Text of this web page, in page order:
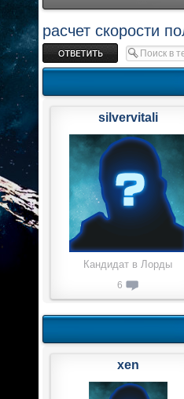
расчет скорости
Ответить
silvervitali
Кандидат в Лорды
6
xen